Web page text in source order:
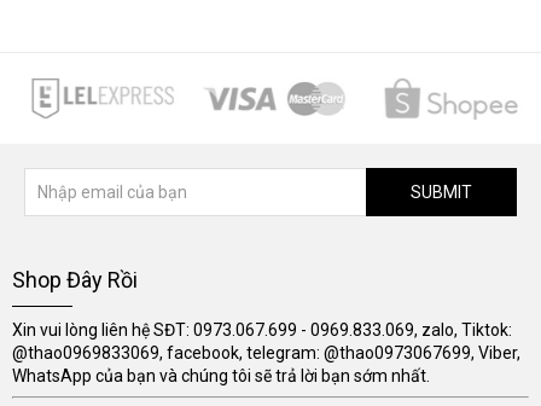
SUBMIT
Shop Đây Rồi
Xin vui lòng liên hệ SĐT: 0973.067.699 - 0969.833.069, zalo, Tiktok:
@thao0969833069, facebook, telegram: @thao0973067699, Viber,
WhatsApp của bạn và chúng tôi sẽ trả lời bạn sớm nhất.